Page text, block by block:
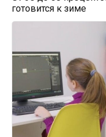
готовится к зиме